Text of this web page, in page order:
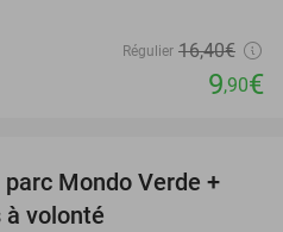
Régulier 16,40€
9,90€
25%
Mondo Verde +
volonté